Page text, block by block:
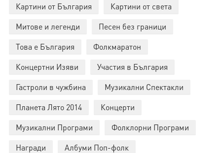
Картини от България
Картини от света
Митове и легенди
Песен без граници
Това е България
Фолкмаратон
Концертни Изяви
Участия в България
Гастроли в чужбина
Музикални Спектакли
Планета Лято 2014
Концерти
Музикални Програми
Фолклорни Програми
Награди
Албуми Поп-фолк